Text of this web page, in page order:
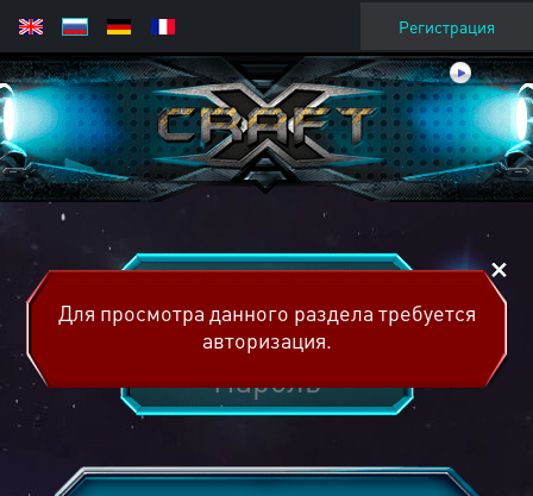
Регистрация
Для просмотра данного раздела требуется
авторизация.